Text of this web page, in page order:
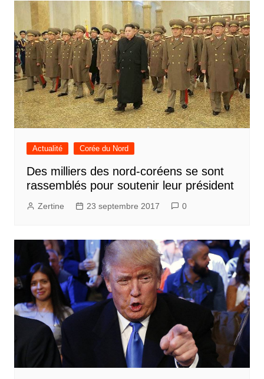
Actualité Corée du Nord
Des milliers des nord-coréens se sont
rassemblés pour soutenir leur président
Zertine 23 septembre 2017 0